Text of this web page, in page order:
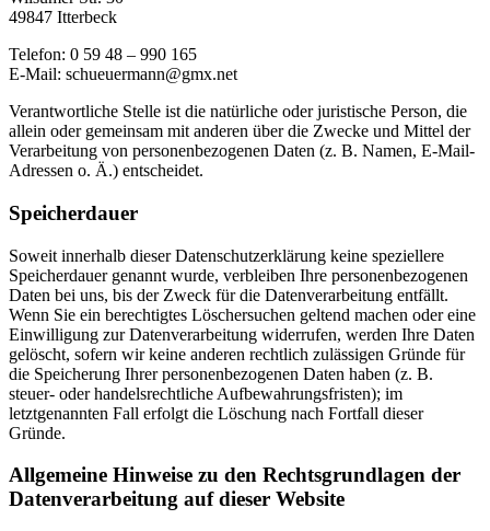
49847 Itterbeck
Telefon: 0 59 48 – 990 165
E-Mail: schueuermann@gmx.net
Verantwortliche Stelle ist die natürliche oder juristische Person, die
allein oder gemeinsam mit anderen über die Zwecke und Mittel der
Verarbeitung von personenbezogenen Daten (z. B. Namen, E-Mail-
Adressen o. Ä.) entscheidet.
Speicherdauer
Soweit innerhalb dieser Datenschutzerklärung keine speziellere
Speicherdauer genannt wurde, verbleiben Ihre personenbezogenen
Daten bei uns, bis der Zweck für die Datenverarbeitung entfällt.
Wenn Sie ein berechtigtes Löschersuchen geltend machen oder eine
Einwilligung zur Datenverarbeitung widerrufen, werden Ihre Daten
gelöscht, sofern wir keine anderen rechtlich zulässigen Gründe für
die Speicherung Ihrer personenbezogenen Daten haben (z. B.
steuer- oder handelsrechtliche Aufbewahrungsfristen); im
letztgenannten Fall erfolgt die Löschung nach Fortfall dieser
Gründe.
Allgemeine Hinweise zu den Rechtsgrundlagen der
Datenverarbeitung auf dieser Website